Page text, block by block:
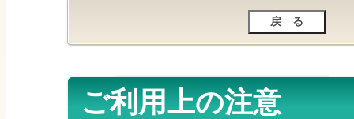
ご利用上の注意